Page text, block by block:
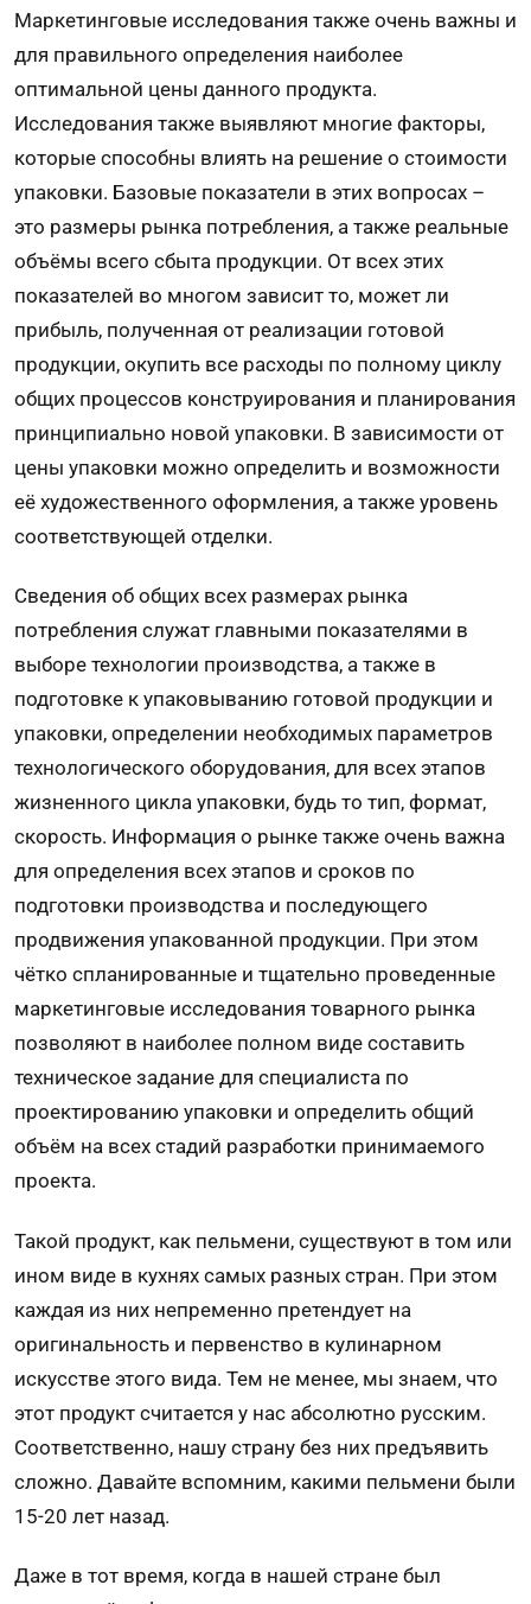
Маркетинговые исследования также очень важны и
для правильного определения наиболее
оптимальной цены данного продукта.
Исследования также выявляют многие факторы,
которые способны влиять на решение о стоимости
упаковки. Базовые показатели в этих вопросах –
это размеры рынка потребления, а также реальные
объёмы всего сбыта продукции. От всех этих
показателей во многом зависит то, может ли
прибыль, полученная от реализации готовой
продукции, окупить все расходы по полному циклу
общих процессов конструирования и планирования
принципиально новой упаковки. В зависимости от
цены упаковки можно определить и возможности
её художественного оформления, а также уровень
соответствующей отделки.
Сведения об общих всех размерах рынка
потребления служат главными показателями в
выборе технологии производства, а также в
подготовке к упаковыванию готовой продукции и
упаковки, определении необходимых параметров
технологического оборудования, для всех этапов
жизненного цикла упаковки, будь то тип, формат,
скорость. Информация о рынке также очень важна
для определения всех этапов и сроков по
подготовки производства и последующего
продвижения упакованной продукции. При этом
чётко спланированные и тщательно проведенные
маркетинговые исследования товарного рынка
позволяют в наиболее полном виде составить
техническое задание для специалиста по
проектированию упаковки и определить общий
объём на всех стадий разработки принимаемого
проекта.
Такой продукт, как пельмени, существуют в том или
ином виде в кух­нях самых разных стран. При этом
каждая из них непременно претендует на
оригинальность и первенство в кулинарном
искусстве этого вида. Тем не менее, мы знаем, что
этот продукт считается у нас абсолютно русским.
Соответственно, нашу страну без них пред­ъявить
сложно. Давайте вспомним, какими пельмени были
15-20 лет назад.
Даже в тот время, когда в нашей стране был